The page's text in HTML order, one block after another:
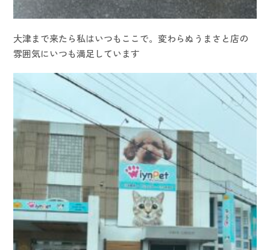
大津まで来たら私はいつもここで。変わらぬうまさと店の
雰囲気にいつも満足しています